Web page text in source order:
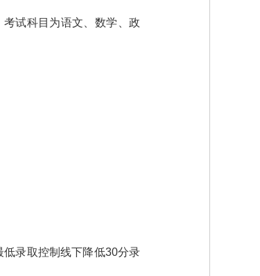
试科目为语文、数学、政
低录取控制线下降低30分录